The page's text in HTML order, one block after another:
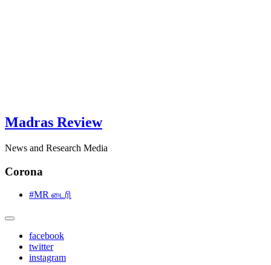
Madras Review
News and Research Media
Corona
#MR டைரி
facebook
twitter
instagram